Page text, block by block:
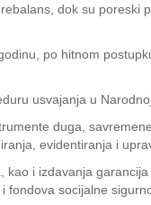
dok su poreski
po hitnom
usvajanja u
duga,
evidentiranja i
i izdavanja
fondova socijalne